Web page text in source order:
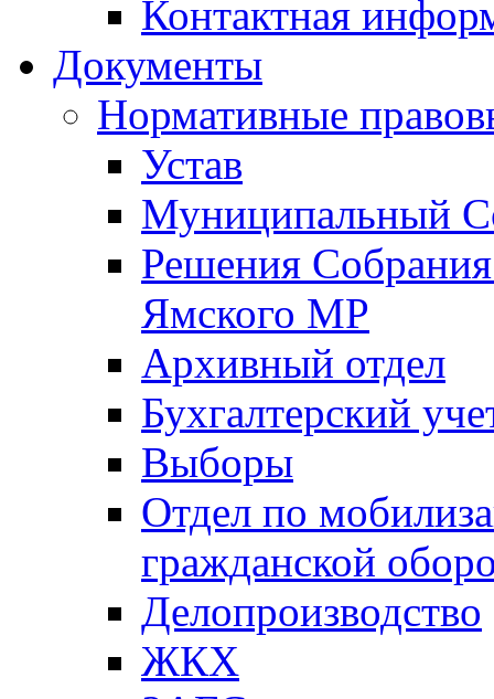
Контактная
Документы
Нормативные
Устав
Муниципальный
Решения
Ямского МР
Архивный отдел
Бухгалтерский
Выборы
Отдел по
гражданской
Делопроизводство
ЖКХ